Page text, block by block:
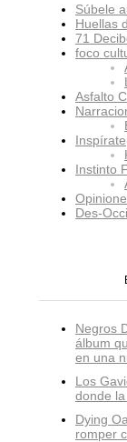
Súbele
Huellas
71
foco
Asfalto
Inspírate
Instinto
Des-
Negros
álbum
en una
Los
donde
Dying
romper